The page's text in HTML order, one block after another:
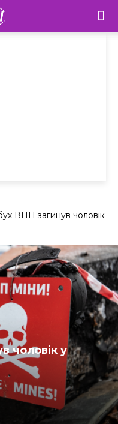
ВНП загинув чоловік
чоловік у